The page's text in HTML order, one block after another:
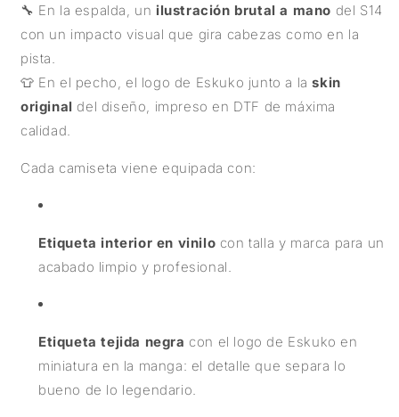
🔧 En la espalda, un ilustración brutal a mano del S14
con un impacto visual que gira cabezas como en la
pista.
👕 En el pecho, el logo de Eskuko junto a laskin
original del diseño, impreso en DTF de máxima
calidad.
Cada camiseta viene equipada con:
Etiqueta interior en vinilo con talla y marca para un
acabado limpio y profesional.
Etiqueta tejida negra con el logo de Eskuko en
miniatura en la manga: el detalle que separa lo
bueno de lo legendario.